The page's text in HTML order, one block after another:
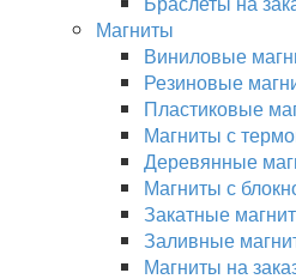
Магниты
Виниловые
Резиновые
Пластиковые
Магниты с
Деревянные
Магниты с
Закатные
Заливные
Магниты на